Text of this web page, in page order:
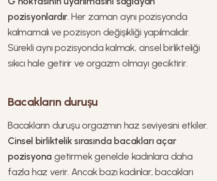
pozisyonlardır. Her zaman aynı pozisyonda
kalmamalı ve pozisyon değişikliği yapılmalıdır.
Sürekli aynı pozisyonda kalmak, cinsel birlikteliği
sıkıcı hale getirir ve orgazm olmayı geciktirir.
Bacakların duruşu
Bacakların duruşu orgazmın haz seviyesini etkiler.
Cinsel birliktelik sırasında bacakları açar
pozisyonagetirmek genelde kadınlara daha
fazla haz verir. Ancak bazı kadınlar, bacakları